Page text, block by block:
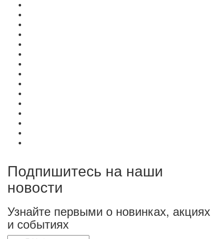
Подпишитесь на наши
новости
Узнайте первыми о новинках, акциях
и событиях